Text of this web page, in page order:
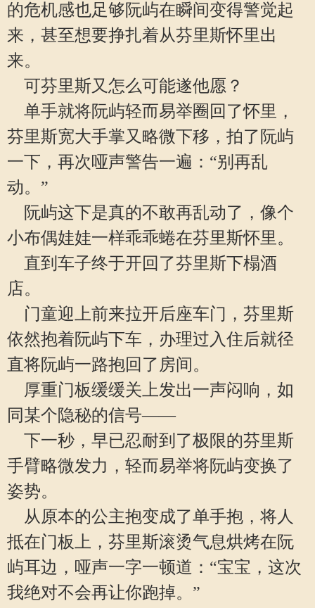
的危机感也足够阮屿在瞬间变得警觉起
来，甚至想要挣扎着从芬里斯怀里出
来。
可芬里斯又怎么可能遂他愿？
单手就将阮屿轻而易举圈回了怀里，
芬里斯宽大手掌又略微下移，拍了阮屿
一下，再次哑声警告一遍：“别再乱
动。”
阮屿这下是真的不敢再乱动了，像个
小布偶娃娃一样乖乖蜷在芬里斯怀里。
直到车子终于开回了芬里斯下榻酒
店。
门童迎上前来拉开后座车门，芬里斯
依然抱着阮屿下车，办理过入住后就径
直将阮屿一路抱回了房间。
厚重门板缓缓关上发出一声闷响，如
同某个隐秘的信号——
下一秒，早已忍耐到了极限的芬里斯
手臂略微发力，轻而易举将阮屿变换了
姿势。
从原本的公主抱变成了单手抱，将人
抵在门板上，芬里斯滚烫气息烘烤在阮
屿耳边，哑声一字一顿道：“宝宝，这次
我绝对不会再让你跑掉。”